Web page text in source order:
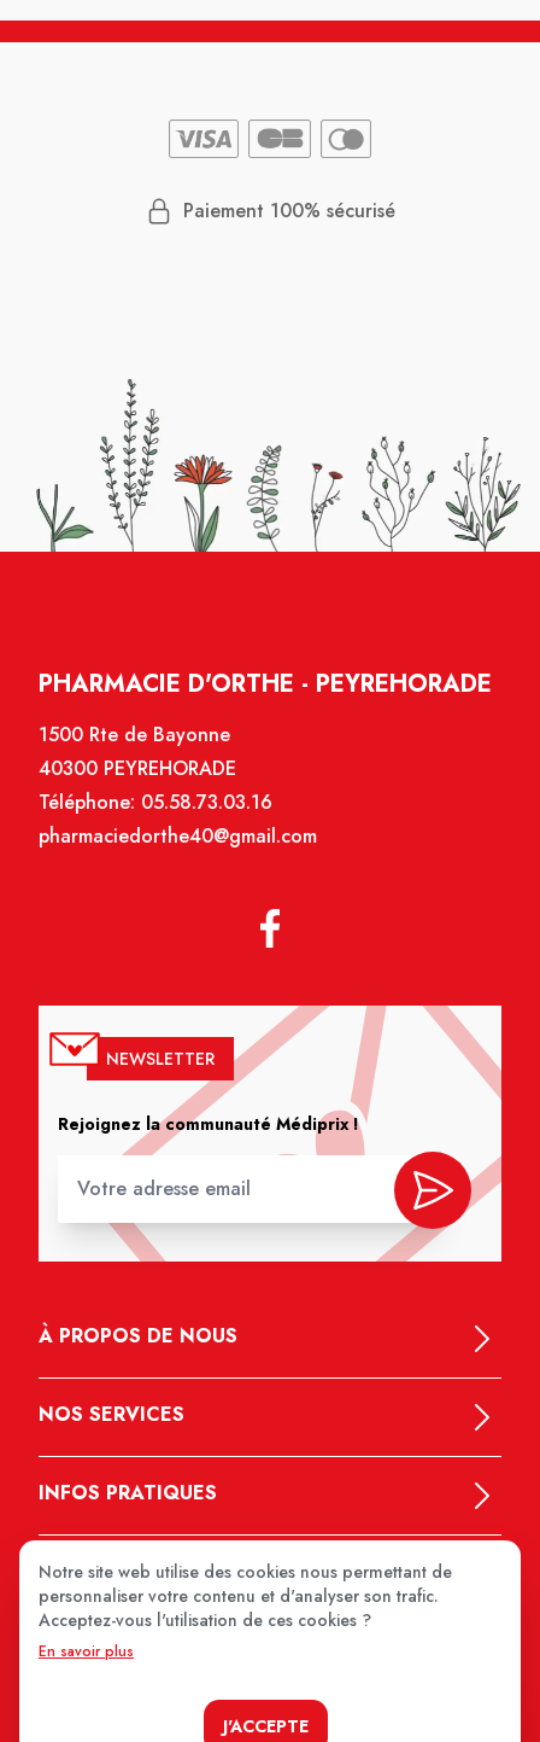
Paiement 100% sécurisé
PHARMACIE D'ORTHE - PEYREHORADE
1500 Rte de Bayonne
40300 PEYREHORADE
Téléphone: 05.58.73.03.16
pharmaciedorthe40@gmail.com
NEWSLETTER
Rejoignez la communauté Médiprix !
À PROPOS DE NOUS
NOS SERVICES
INFOS PRATIQUES
Notre site web utilise des cookies nous permettant de
personnaliser votre contenu et d'analyser son trafic.
Acceptez-vous l'utilisation de ces cookies ?
En savoir plus
J'ACCEPTE